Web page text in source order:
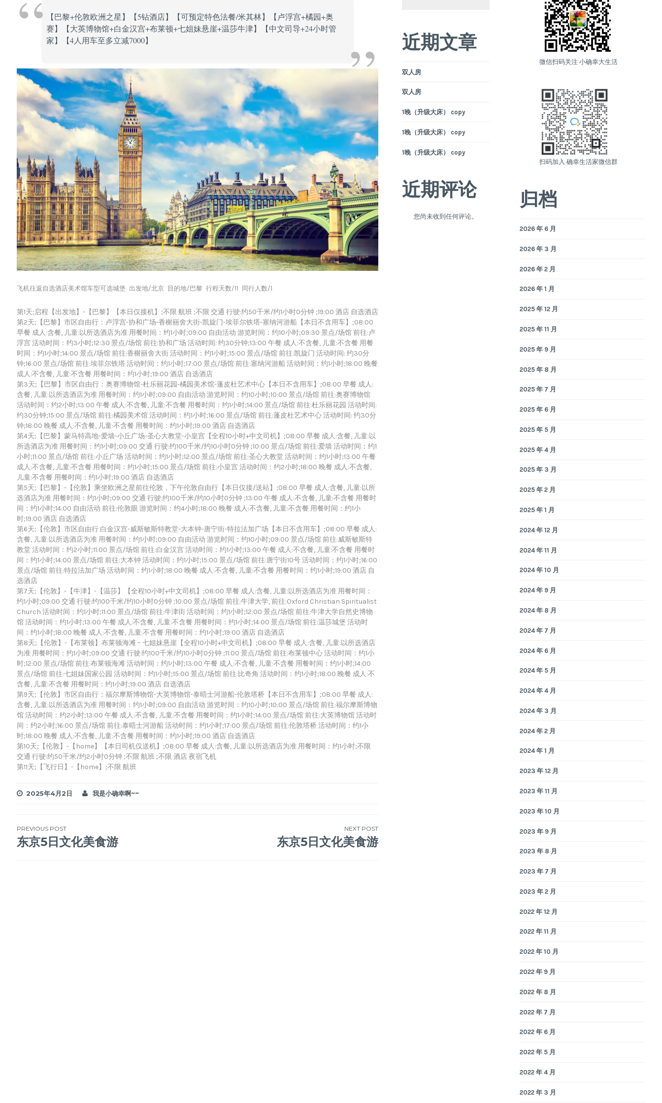
【巴黎+伦敦欧洲之星】【5钻酒店】【可预定特色法餐/米其林】【卢浮宫+橘园+奥
赛】【大英博物馆+白金汉宫+布莱顿+七姐妹悬崖+温莎牛津】【中文司导+24小时管
家】【4人用车至多立减7000】
飞机往返自选酒店美术馆车型可选城堡 出发地/北京 目的地/巴黎 行程天数/11 同行人数/1
第1天;启程【出发地】-【巴黎】【本日仅接机】;不限 航班 ;不限 交通 行驶:约50千米/约1小时0分钟 ;19:00 酒店 自选酒店
第2天;【巴黎】市区自由行：卢浮宫-协和广场-香榭丽舍大街-凯旋门-埃菲尔铁塔-塞纳河游船【本日不含用车】;08:00
早餐 成人:含餐, 儿童:以所选酒店为准 用餐时间：约1小时;09:00 自由活动 游览时间：约10小时;09:30 景点/场馆 前往:卢
浮宫 活动时间：约3小时;12:30 景点/场馆 前往:协和广场 活动时间: 约30分钟;13:00 午餐 成人:不含餐, 儿童:不含餐 用餐
时间：约1小时;14:00 景点/场馆 前往:香榭丽舍大街 活动时间：约1小时;15:00 景点/场馆 前往:凯旋门 活动时间: 约30分
钟;16:00 景点/场馆 前往:埃菲尔铁塔 活动时间：约1小时;17:00 景点/场馆 前往:塞纳河游船 活动时间：约1小时;18:00 晚餐
成人:不含餐, 儿童:不含餐 用餐时间：约1小时;19:00 酒店 自选酒店
第3天;【巴黎】市区自由行：奥赛博物馆-杜乐丽花园-橘园美术馆-蓬皮杜艺术中心【本日不含用车】;08:00 早餐 成人:
含餐, 儿童:以所选酒店为准 用餐时间：约1小时;09:00 自由活动 游览时间：约10小时;10:00 景点/场馆 前往:奥赛博物馆
活动时间：约2小时;13:00 午餐 成人:不含餐, 儿童:不含餐 用餐时间：约1小时;14:00 景点/场馆 前往:杜乐丽花园 活动时间:
约30分钟;15:00 景点/场馆 前往:橘园美术馆 活动时间：约1小时;16:00 景点/场馆 前往:蓬皮杜艺术中心 活动时间: 约30分
钟;18:00 晚餐 成人:不含餐, 儿童:不含餐 用餐时间：约1小时;19:00 酒店 自选酒店
第4天;【巴黎】蒙马特高地-爱墙-小丘广场-圣心大教堂-小皇宫【全程10小时+中文司机】;08:00 早餐 成人:含餐, 儿童:以
所选酒店为准 用餐时间：约1小时;09:00 交通 行驶:约100千米/约10小时0分钟 ;10:00 景点/场馆 前往:爱墙 活动时间：约1
小时;11:00 景点/场馆 前往:小丘广场 活动时间：约1小时;12:00 景点/场馆 前往:圣心大教堂 活动时间：约1小时;13:00 午餐
成人:不含餐, 儿童:不含餐 用餐时间：约1小时;15:00 景点/场馆 前往:小皇宫 活动时间：约2小时;18:00 晚餐 成人:不含餐,
儿童:不含餐 用餐时间：约1小时;19:00 酒店 自选酒店
第5天;【巴黎】-【伦敦】乘坐欧洲之星前往伦敦，下午伦敦自由行【本日仅接/送站】;08:00 早餐 成人:含餐, 儿童:以所
选酒店为准 用餐时间：约1小时;09:00 交通 行驶:约100千米/约10小时0分钟 ;13:00 午餐 成人:不含餐, 儿童:不含餐 用餐时
间：约1小时;14:00 自由活动 前往:伦敦眼 游览时间：约4小时;18:00 晚餐 成人:不含餐, 儿童:不含餐 用餐时间：约1小
时;19:00 酒店 自选酒店
第6天;【伦敦】市区自由行 白金汉宫-威斯敏斯特教堂-大本钟-唐宁街-特拉法加广场【本日不含用车】;08:00 早餐 成人:
含餐, 儿童:以所选酒店为准 用餐时间：约1小时;09:00 自由活动 游览时间：约10小时;09:00 景点/场馆 前往:威斯敏斯特
教堂 活动时间：约2小时;11:00 景点/场馆 前往:白金汉宫 活动时间：约1小时;13:00 午餐 成人:不含餐, 儿童:不含餐 用餐时
间：约1小时;14:00 景点/场馆 前往:大本钟 活动时间：约1小时;15:00 景点/场馆 前往:唐宁街10号 活动时间：约1小时;16:00
景点/场馆 前往:特拉法加广场 活动时间：约1小时;18:00 晚餐 成人:不含餐, 儿童:不含餐 用餐时间：约1小时;19:00 酒店 自
选酒店
第7天;【伦敦】-【牛津】-【温莎】【全程10小时+中文司机】;08:00 早餐 成人:含餐, 儿童:以所选酒店为准 用餐时间：
约1小时;09:00 交通 行驶:约100千米/约10小时0分钟 ;10:00 景点/场馆 前往:牛津大学, 前往:Oxford Christian Spiritualist
Church 活动时间：约1小时;11:00 景点/场馆 前往:牛津街 活动时间：约1小时;12:00 景点/场馆 前往:牛津大学自然史博物
馆 活动时间：约1小时;13:00 午餐 成人:不含餐, 儿童:不含餐 用餐时间：约1小时;14:00 景点/场馆 前往:温莎城堡 活动时
间：约1小时;18:00 晚餐 成人:不含餐, 儿童:不含餐 用餐时间：约1小时;19:00 酒店 自选酒店
第8天;【伦敦】-【布莱顿】布莱顿海滩 – 七姐妹悬崖【全程10小时+中文司机】;08:00 早餐 成人:含餐, 儿童:以所选酒店
为准 用餐时间：约1小时;09:00 交通 行驶:约100千米/约10小时0分钟 ;11:00 景点/场馆 前往:布莱顿中心 活动时间：约1小
时;12:00 景点/场馆 前往:布莱顿海滩 活动时间：约1小时;13:00 午餐 成人:不含餐, 儿童:不含餐 用餐时间：约1小时;14:00
景点/场馆 前往:七姐妹国家公园 活动时间：约1小时;15:00 景点/场馆 前往:比奇角 活动时间：约1小时;18:00 晚餐 成人:不
含餐, 儿童:不含餐 用餐时间：约1小时;19:00 酒店 自选酒店
第9天;【伦敦】市区自由行：福尔摩斯博物馆-大英博物馆-泰晤士河游船-伦敦塔桥【本日不含用车】;08:00 早餐 成人:
含餐, 儿童:以所选酒店为准 用餐时间：约1小时;09:00 自由活动 游览时间：约10小时;10:00 景点/场馆 前往:福尔摩斯博物
馆 活动时间：约2小时;13:00 午餐 成人:不含餐, 儿童:不含餐 用餐时间：约1小时;14:00 景点/场馆 前往:大英博物馆 活动时
间：约2小时;16:00 景点/场馆 前往:泰晤士河游船 活动时间：约1小时;17:00 景点/场馆 前往:伦敦塔桥 活动时间：约1小
时;18:00 晚餐 成人:不含餐, 儿童:不含餐 用餐时间：约1小时;19:00 酒店 自选酒店
第10天;【伦敦】-【home】【本日司机仅送机】;08:00 早餐 成人:含餐, 儿童:以所选酒店为准 用餐时间：约1小时;不限
交通 行驶:约50千米/约2小时0分钟 ;不限 航班 ;不限 酒店 夜宿飞机
第11天;【飞行日】-【home】;不限 航班
2025年4月2日 我是小确幸啊~~
文
PREVIOUS POST
东京5日文化美食游
NEXT POST
东京5日文化美食游
近期文章
双人房
双人房
1晚（升级大床） copy
1晚（升级大床） copy
1晚（升级大床） copy
近期评论
您尚未收到任何评论。
微信扫码关注 小确幸大生活
扫码加入 确幸生活家微信群
归档
2026 年 6 月
2026 年 3 月
2026 年 2 月
2026 年 1 月
2025 年 12 月
2025 年 11 月
2025 年 9 月
2025 年 8 月
2025 年 7 月
2025 年 6 月
2025 年 5 月
2025 年 4 月
2025 年 3 月
2025 年 2 月
2025 年 1 月
2024 年 12 月
2024 年 11 月
2024 年 10 月
2024 年 9 月
2024 年 8 月
2024 年 7 月
2024 年 6 月
2024 年 5 月
2024 年 4 月
2024 年 3 月
2024 年 2 月
2024 年 1 月
2023 年 12 月
2023 年 11 月
2023 年 10 月
2023 年 9 月
2023 年 8 月
2023 年 7 月
2023 年 2 月
2022 年 12 月
2022 年 11 月
2022 年 10 月
2022 年 9 月
2022 年 8 月
2022 年 7 月
2022 年 6 月
2022 年 5 月
2022 年 4 月
2022 年 3 月